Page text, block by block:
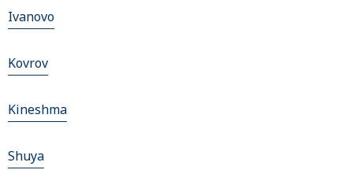
Ivanovo
Kovrov
Kineshma
Shuya